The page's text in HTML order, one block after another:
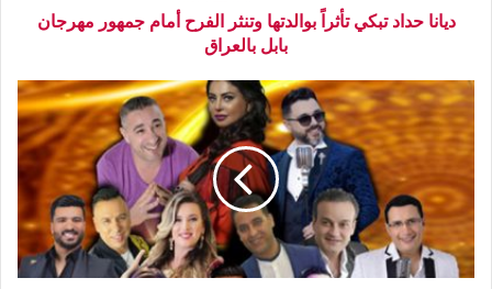
ديانا حداد تبكي تأثراً بوالدتها وتنثر الفرح أمام جمهور مهرجان
بابل بالعراق